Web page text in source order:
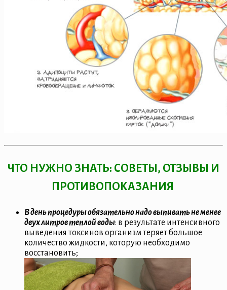
ЧТО НУЖНО ЗНАТЬ: СОВЕТЫ, ОТЗЫВЫ И
ПРОТИВОПОКАЗАНИЯ
В день процедуры обязательно надо выпивать не менее
двух литров теплой воды: в результате интенсивного
выведения токсинов организм теряет большое
количество жидкости, которую необходимо
восстановить;